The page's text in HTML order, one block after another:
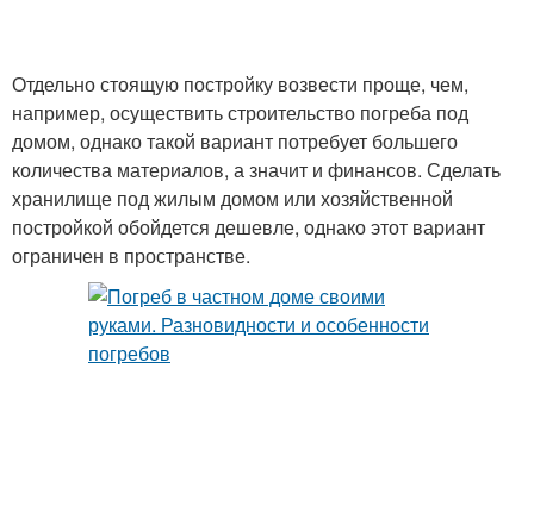
Отдельно стоящую постройку возвести проще, чем,
например, осуществить строительство погреба под
домом, однако такой вариант потребует большего
количества материалов, а значит и финансов. Сделать
хранилище под жилым домом или хозяйственной
постройкой обойдется дешевле, однако этот вариант
ограничен в пространстве.